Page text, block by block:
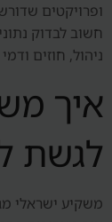
ופרויקטים
חשוב לבדוק
ניהול, חוזים
איך
לגשת
משקיע ישראלי